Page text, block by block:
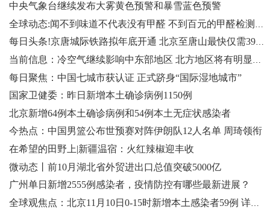
中央气象台继续发布大雾黄色预警和暴雪蓝色预警
每日头条!京唐城际铁路拟年底开通 北京至唐山最快仅需39分钟
当前信息：冷空气继续影响中东部地区 北方地区将有明显雨雪天气
每日聚焦：中国七城市获认证 正式跻身“国际湿地城市”
国家卫健委：昨日新增本土确诊病例1150例
北京新增64例本土确诊病例和54例本土无症状感染者
今热点：中国男篮公布世预赛对阵伊朗队12人名单 周琦领衔
在希望的田野上|新疆温宿：火红辣椒迎丰收
微动态丨前10月湖北省外贸进出口总值突破5000亿
广州单日新增2555例感染者，疫情防控有哪些最新进展？